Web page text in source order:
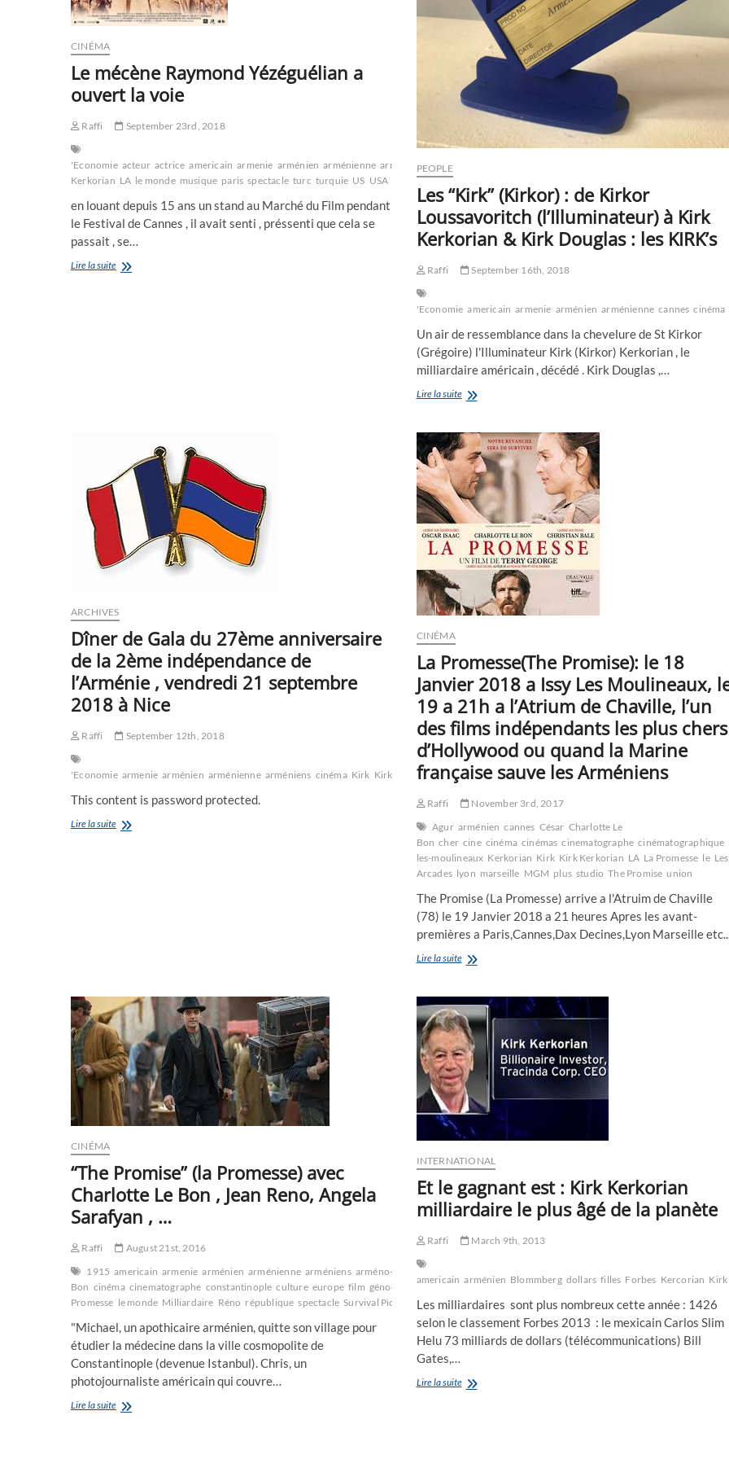
Angeles)
Nice
1ère
fois
en
présence
Ciotti
CINÉMA
Le mécène Raymond Yézéguélian a
ouvert la voie
Raffi September 23rd, 2018
'Economie acteur actrice americain armenie arménien arménienne arméniens cannes
Kerkorian LA le monde musique paris spectacle turc turquie US USA
en louant depuis 15 ans un stand au Marché du Film pendant
le Festival de Cannes , il avait senti , préssenti que cela se
passait , se…
Lire la suiteLe
PEOPLE
Les “Kirk” (Kirkor) : de Kirkor
Loussavoritch (l’Illuminateur) à Kirk
Kerkorian & Kirk Douglas : les KIRK’s
Raffi September 16th, 2018
'Economie americain armenie arménien arménienne cannes cinéma
Un air de ressemblance dans la chevelure de St Kirkor
(Grégoire) l'Illuminateur Kirk (Kirkor) Kerkorian , le
milliardaire américain , décédé . Kirk Douglas ,…
Lire la suiteLes
:
de
Kirkor
Loussavoritch
(l’Illuminateur)
à
Kirk
Kerkorian
&
Kirk
Douglas
:
les
ARCHIVES
Dîner de Gala du 27ème anniversaire
de la 2ème indépendance de
l’Arménie , vendredi 21 septembre
2018 à Nice
Raffi September 12th, 2018
'Economie armenie arménien arménienne arméniens cinéma Kirk Kirk's paris république turquie
This content is password protected.
Lire la suiteDîner
,
vendredi
21
septembre
2018
à
Nice
CINÉMA
La Promesse(The Promise): le 18
Janvier 2018 a Issy Les Moulineaux,
19 a 21h a l’Atrium de Chaville, l’un
des films indépendants les plus chers
d’Hollywood ou quand la Marine
française sauve les Arméniens
Raffi
November 3rd, 2017
Agur arménien cannes César Charlotte Le
Bon cher cine cinéma cinémas cinematographe cinématographique
les-moulineaux Kerkorian Kirk Kirk Kerkorian LA La Promesse le Les
Arcades lyon marseille MGM plus studio The Promise union
The Promise (La Promesse) arrive a l'Atruim de Chaville
(78) le 19 Janvier 2018 a 21 heures Apres les avant-
premières a Paris,Cannes,Dax Decines,Lyon Marseille
Lire la suiteLa
18
Janvier
2018
a
Issy
Les
Moulineaux,
le
19
21h
l’Atrium
de
l’un
indépendants
plus
chers
d’Hollywood
la
CINÉMA
“The Promise” (la Promesse) avec
Charlotte Le Bon , Jean Reno, Angela
Sarafyan , …
Raffi
August 21st, 2016
1915 americain armenie arménien arménienne arméniens arméno-américain
Bon cinéma cinematographe constantinople culture europe film génocide histoire Istanbul jean Kerkorian Kirk La
Promesse le monde Milliardaire Réno république spectacle Survival Pictures The Promise turc turquie
"Michael, un apothicaire arménien, quitte son village pour
étudier la médecine dans la ville cosmopolite de
Constantinople (devenue Istanbul). Chris, un
photojournaliste américain qui couvre…
Lire la suite“The
INTERNATIONAL
Et le gagnant est : Kirk Kerkorian
milliardaire le plus âgé de la planète
Raffi March 9th, 2013
americain arménien Blommberg dollars filles Forbes Kercorian Kirk
Les milliardaires sont plus nombreux cette année : 1426
selon le classement Forbes 2013 : le mexicain Carlos Slim
Helu 73 milliards de dollars (télécommunications) Bill
Gates,…
Lire la suiteEt